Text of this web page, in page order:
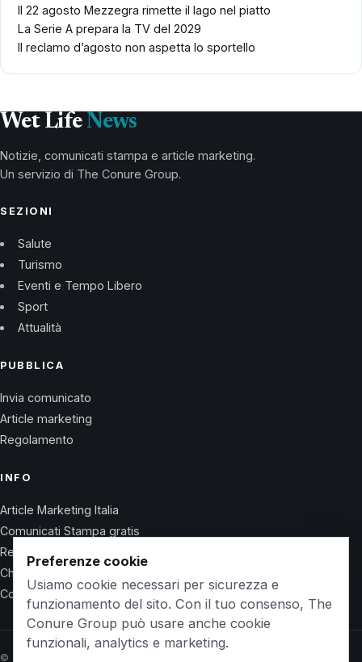
Il 22 agosto Mezzegra rimette il lago nel piatto
La Serie A prepara la TV del 2029
Il reclamo d’agosto non aspetta lo sportello
Wet Life News
Notizie, comunicati stampa e article marketing.
Un servizio di The Conure Group.
SEZIONI
Salute
Turismo
Eventi e Tempo Libero
Sport
Attualità
PUBBLICA
Invia comunicato
Article marketing
Regolamento
INFO
Article Marketing Italia
Comunicati Stampa gratis
Regolamento
Chi Siamo
Contatti
© 2026 Wet Life News · The Conure Group
Preferenze cookie
Usiamo cookie necessari per sicurezza e
funzionamento del sito. Con il tuo consenso, The
Conure Group può usare anche cookie
funzionali, analytics e marketing.